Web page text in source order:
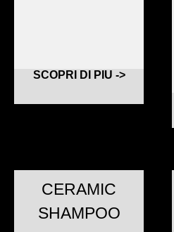
SCOPRI DI PIU ->
CERAMIC
SHAMPOO